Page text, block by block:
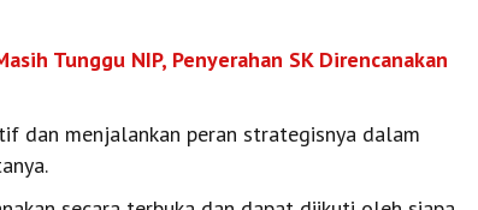
Tunggu NIP, Penyerahan SK Direncanakan
dan menjalankan peran strategisnya dalam